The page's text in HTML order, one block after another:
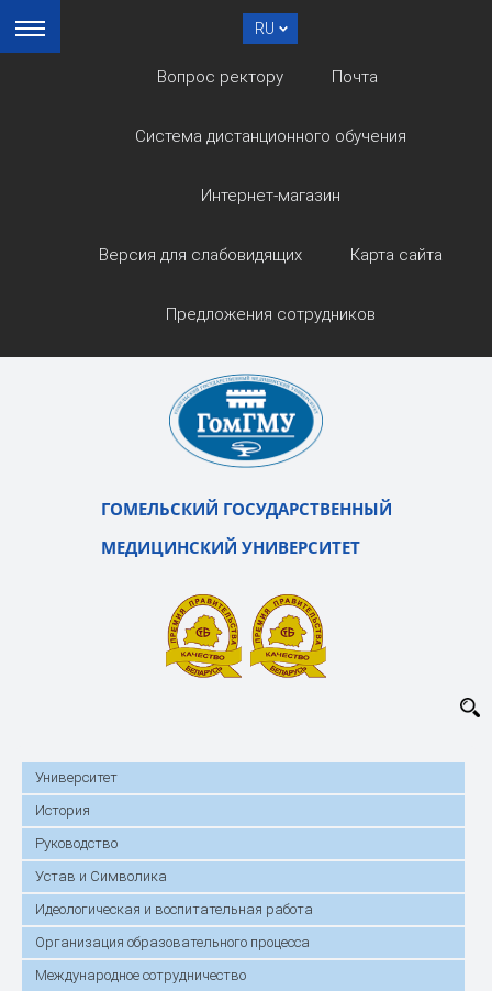
RU
Вопрос ректору Почта
Система дистанционного обучения
Интернет-магазин
Версия для слабовидящих Карта сайта
Предложения сотрудников
ГОМЕЛЬСКИЙ ГОСУДАРСТВЕННЫЙ
МЕДИЦИНСКИЙ УНИВЕРСИТЕТ
Университет
История
Руководство
Устав и Символика
Идеологическая и воспитательная работа
Организация образовательного процесса
Международное сотрудничество